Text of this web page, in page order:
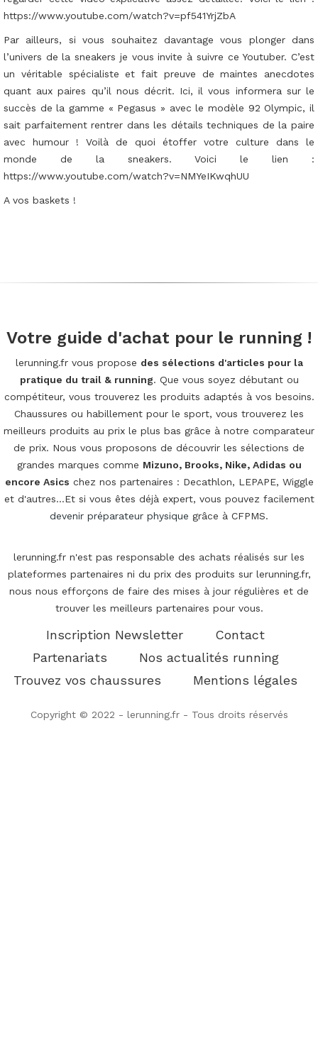
https://www.youtube.com/watch?v=pf541YrjZbA
Par ailleurs, si vous souhaitez davantage vous plonger dans
l’univers de la sneakers je vous invite à suivre ce Youtuber. C’est
un véritable spécialiste et fait preuve de maintes anecdotes
quant aux paires qu’il nous décrit. Ici, il vous informera sur le
succès de la gamme « Pegasus » avec le modèle 92 Olympic, il
sait parfaitement rentrer dans les détails techniques de la paire
avec humour ! Voilà de quoi étoffer votre culture dans le
monde de la sneakers. Voici le lien :
https://www.youtube.com/watch?v=NMYeIKwqhUU
A vos baskets !
Votre guide d'achat pour le running !
lerunning.fr vous propose des sélections d'articles pour la
pratique du trail & running. Que vous soyez débutant ou
compétiteur, vous trouverez les produits adaptés à vos besoins.
Chaussures ou habillement pour le sport, vous trouverez les
meilleurs produits au prix le plus bas grâce à notre comparateur
de prix. Nous vous proposons de découvrir les sélections de
grandes marques comme Mizuno, Brooks, Nike, Adidas ou
encore Asics chez nos partenaires : Decathlon, LEPAPE, Wiggle
et d'autres...Et si vous êtes déjà expert, vous pouvez facilement
devenir préparateur physique grâce à CFPMS.
lerunning.fr n'est pas responsable des achats réalisés sur les
plateformes partenaires ni du prix des produits sur lerunning.fr,
nous nous efforçons de faire des mises à jour régulières et de
trouver les meilleurs partenaires pour vous.
Inscription Newsletter
Contact
Partenariats
Nos actualités running
Trouvez vos chaussures
Mentions légales
Copyright © 2022 - lerunning.fr - Tous droits réservés